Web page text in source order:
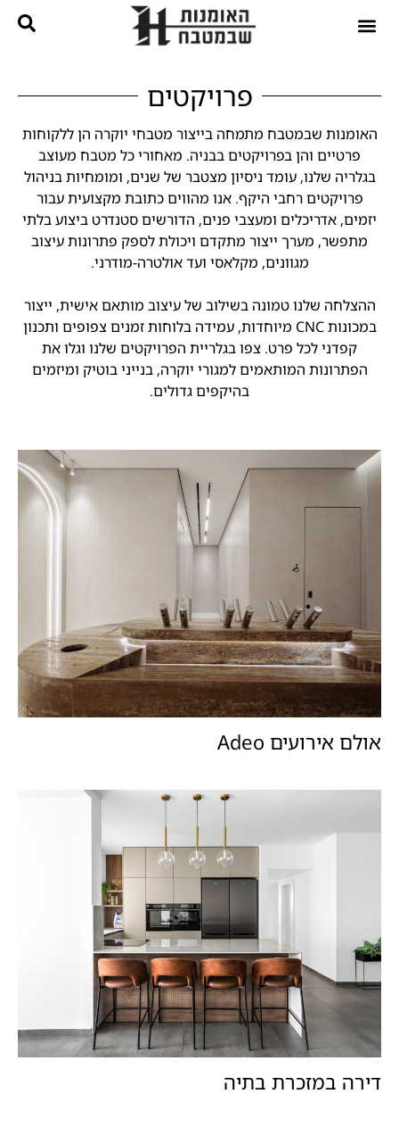
פרויקטים
האומנות שבמטבח מתמחה בייצור מטבחי יוקרה הן ללקוחות
פרטיים והן בפרויקטים בבניה. מאחורי כל מטבח מעוצב
בגלריה שלנו, עומד ניסיון מצטבר של שנים, ומומחיות בניהול
פרויקטים רחבי היקף. אנו מהווים כתובת מקצועית עבור
יזמים, אדריכלים ומעצבי פנים, הדורשים סטנדרט ביצוע בלתי
מתפשר, מערך ייצור מתקדם ויכולת לספק פתרונות עיצוב
מגוונים, מקלאסי ועד אולטרה-מודרני.
ההצלחה שלנו טמונה בשילוב של עיצוב מותאם אישית, ייצור
במכונות CNC מיוחדות, עמידה בלוחות זמנים צפופים ותכנון
קפדני לכל פרט. צפו בגלריית הפרויקטים שלנו וגלו את
הפתרונות המותאמים למגורי יוקרה, בנייני בוטיק ומיזמים
בהיקפים גדולים.
אולם אירועים Adeo
דירה במזכרת בתיה